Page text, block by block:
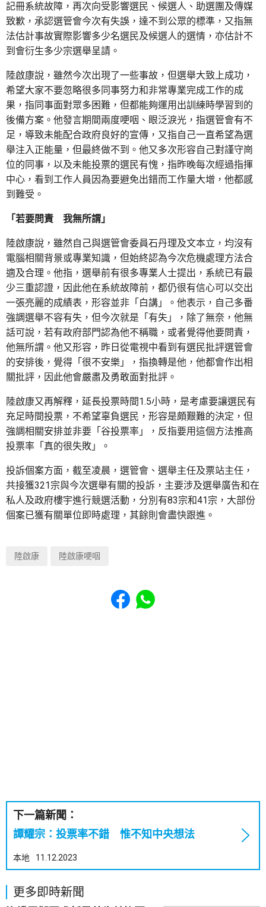
記冊系統故障，再次向受影響選民、候選人、助選團及傳媒
致歉，承認選管會今次有失誤，達不到公眾的標準，又指無
法估計事故實際影響多少名選民及候選人的選情，亦估計不
到會衍生多少宗選舉呈請。
陸啟康說，雖然今次出現了一些事故，但選舉大致上成功，
希望大家不要忽略很多同事努力和非常專業完成工作的成
果，指同事面對眾多困難，但都能夠運用出訓練時學習到的
後備方案。他發言期間兩度哽咽、眼泛淚光，指選管會有不
足，導致未能配合政府良好的宣傳，又指自己一直希望為選
舉注入正能量，但最終做不到。他又多次形容自己對謹守崗
位的同事，以及未能投票的選民有愧，指昨晚每次經過指揮
中心，看到工作人員因為要避免出錯而工作量大增，他都感
到難受。
「若要問責 我無所謂」
陸啟康說，雖然自己與選管會委員石丹理及文本立，均沒有
電腦相關背景或專業知識，但始終認為今次危機處理方法合
適及合理。他指，選舉前有很多專業人士提出，系統已有最
少三重認證，因此他在系統故障前，都仍很有信心可以交出
一張亮麗的成績表，形容並非「白講」。他表示，自己多番
強調選舉不容有失，但今次就是「有失」，除了無奈，他無
話可說，若有政府部門認為他不稱職，或者覺得他要問責，
他無所謂。他又形容，昨日從電視中看到有選民批評選管會
的安排後，覺得「很不安樂」，指換轉是他，他都會作出相
關批評，因此他會嚴肅及勇敢面對批評。
陸啟康又再解釋，延長投票時間1.5小時，是考慮要讓選民有
充足時間投票，不希望辜負選民，形容是頗艱難的決定，但
強調相關安排並非要「谷投票率」，反指要用這個方法推高
投票率「真的很失敗」。
投訴個案方面，截至凌晨，選管會、選舉主任及票站主任，
共接獲321宗與今次選舉有關的投訴，主要涉及選舉廣告和在
私人及政府樓宇進行競選活動，分別有83宗和41宗，大部份
個案已獲有關單位即時處理，其餘則會盡快跟進。
陸啟康 陸啟康哽咽
Share to Facebook
Share to WhatsApp
下一篇新聞：
譚耀宗：投票率不錯 惟不知中央想法
本地 11.12.2023
更多即時新聞